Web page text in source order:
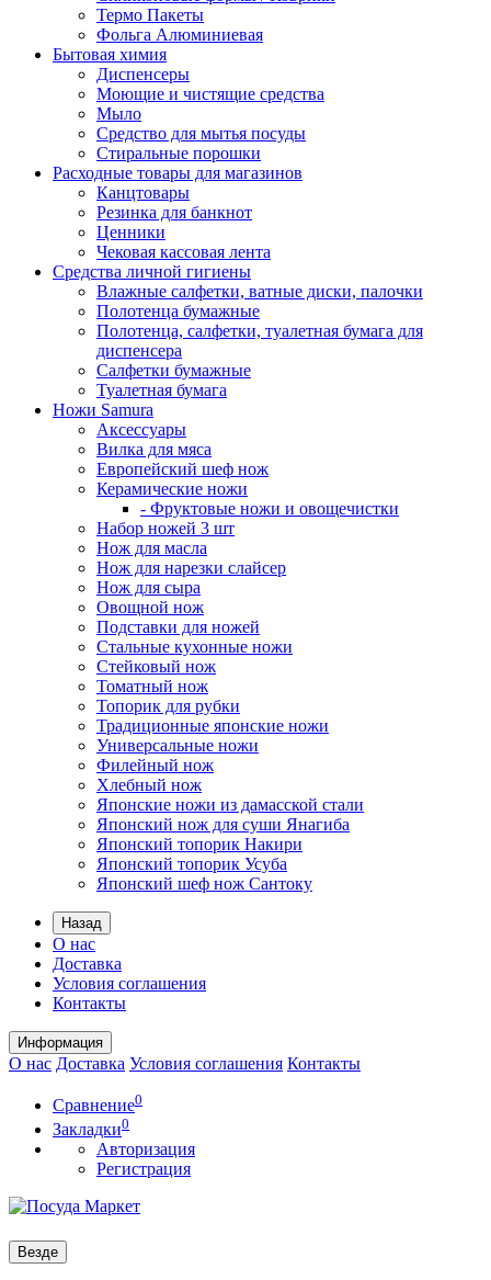
Термо Пакеты
Фольга Алюминиевая
Бытовая химия
Диспенсеры
Моющие и чистящие средства
Мыло
Средство для мытья посуды
Стиральные порошки
Расходные товары для магазинов
Канцтовары
Резинка для банкнот
Ценники
Чековая кассовая лента
Средства личной гигиены
Влажные салфетки, ватные диски, палочки
Полотенца бумажные
Полотенца, салфетки, туалетная бумага для
диспенсера
Салфетки бумажные
Туалетная бумага
Ножи Samura
Аксессуары
Вилка для мяса
Европейский шеф нож
Керамические ножи
- Фруктовые ножи и овощечистки
Набор ножей 3 шт
Нож для масла
Нож для нарезки слайсер
Нож для сыра
Овощной нож
Подставки для ножей
Стальные кухонные ножи
Стейковый нож
Томатный нож
Топорик для рубки
Традиционные японские ножи
Универсальные ножи
Филейный нож
Хлебный нож
Японские ножи из дамасской стали
Японский нож для суши Янагиба
Японский топорик Накири
Японский топорик Усуба
Японский шеф нож Сантоку
Назад
О нас
Доставка
Условия соглашения
Контакты
Информация
О нас Доставка Условия соглашения Контакты
Сравнение0
Закладки0
Авторизация
Регистрация
Везде